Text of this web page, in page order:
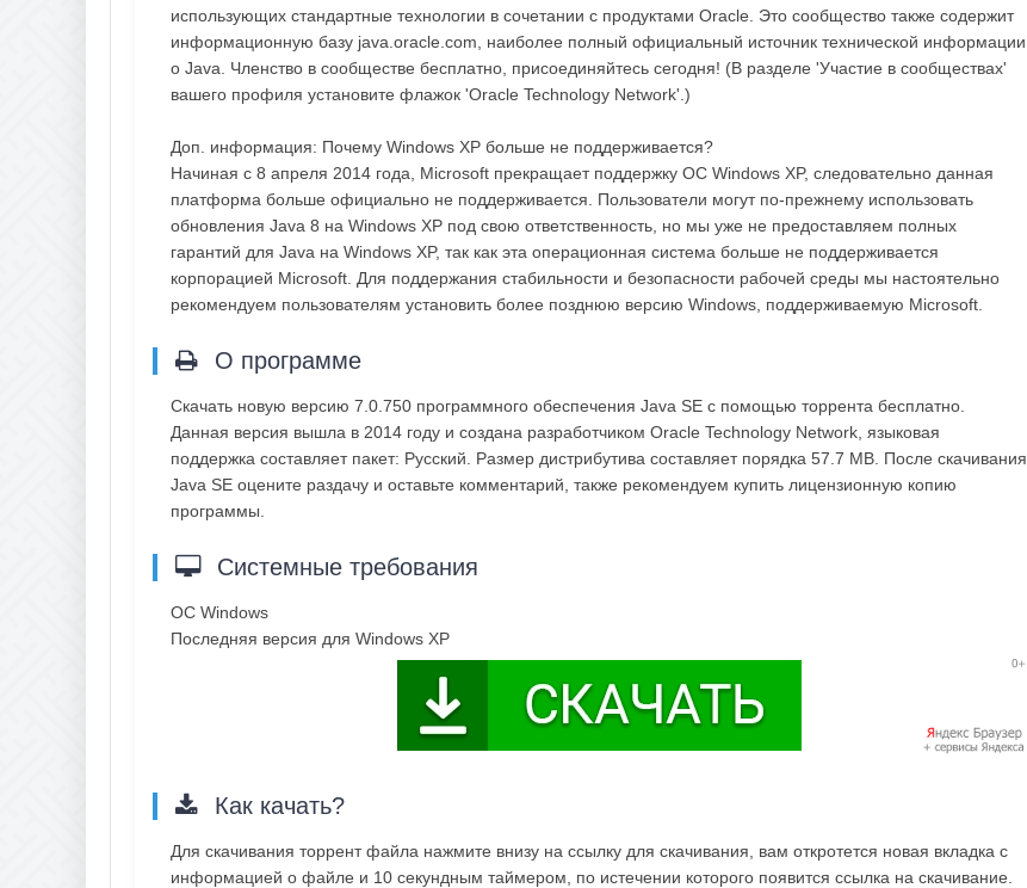
использующих стандартные технологии в сочетании с продуктами Oracle. Это сообщество также содержит
информационную базу java.oracle.com, наиболее полный официальный источник технической информации
о Java. Членство в сообществе бесплатно, присоединяйтесь сегодня! (В разделе 'Участие в сообществах'
вашего профиля установите флажок 'Oracle Technology Network'.)
Доп. информация: Почему Windows XP больше не поддерживается?
Начиная с 8 апреля 2014 года, Microsoft прекращает поддержку ОС Windows XP, следовательно данная
платформа больше официально не поддерживается. Пользователи могут по-прежнему использовать
обновления Java 8 на Windows XP под свою ответственность, но мы уже не предоставляем полных
гарантий для Java на Windows XP, так как эта операционная система больше не поддерживается
корпорацией Microsoft. Для поддержания стабильности и безопасности рабочей среды мы настоятельно
рекомендуем пользователям установить более позднюю версию Windows, поддерживаемую Microsoft.
О программе
Скачать новую версию 7.0.750 программного обеспечения Java SE с помощью торрента бесплатно.
Данная версия вышла в 2014 году и создана разработчиком Oracle Technology Network, языковая
поддержка составляет пакет: Русский. Размер дистрибутива составляет порядка 57.7 MB. После скачивания
Java SE оцените раздачу и оставьте комментарий, также рекомендуем купить лицензионную копию
программы.
Системные требования
OC Windows
Последняя версия для Windows XP
Как качать?
Для скачивания торрент файла нажмите внизу на ссылку для скачивания, вам откротется новая вкладка с
информацией о файле и 10 секундным таймером, по истечении которого появится ссылка на скачивание.